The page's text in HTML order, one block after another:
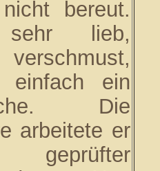
bereut.
lieb,
verschmust,
einfach ein
Die
arbeitete er